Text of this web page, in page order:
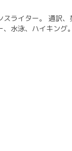
ライター。 通訳
水泳、ハイキング